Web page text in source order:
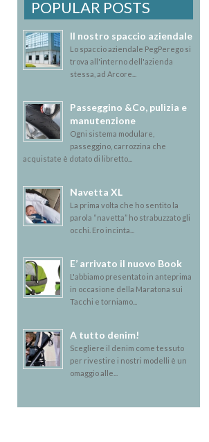
POPULAR POSTS
Il nostro spaccio aziendale
Lo spaccio aziendale PegPerego si
trova all'interno dell'azienda
stessa, ad Arcore...
Passeggino &Co, pulizia e
manutenzione
Ogni sistema modulare,
passeggino, carrozzina che
acquistate è dotato di libretto...
Navetta XL
La prima volta che ho sentito la
parola “navetta” ho strabuzzato gli
occhi. Ero incinta...
E’ arrivato il nuovo Book
L'abbiamo presentato in anteprima
in occasione della Maratona sui
Tacchi e torniamo...
A tutto denim!
Scegliere il denim come tessuto
per rivestire i nostri modelli è un
omaggio alle...